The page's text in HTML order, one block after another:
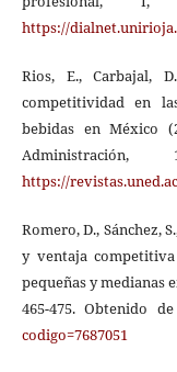
https://
Rios, E., Carbajal,
competitividad en
bebidas en México
https://
Romero, D., Sánchez,
y ventaja
pequeñas y medianas
465-475. Obtenido
codigo=7687051